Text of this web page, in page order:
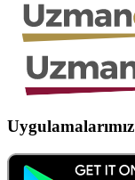
Uygulamalarımız